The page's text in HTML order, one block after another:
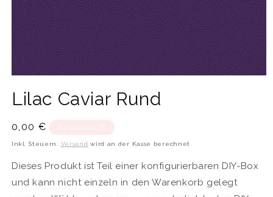
Modal
Lilac Caviar Rund
Normaler
Preis
0,00 €
Inkl. Steuern. Versand wird an der Kasse berechnet
Dieses Produkt ist Teil einer konfigurierbaren DIY-Box
und kann nicht einzeln in den Warenkorb gelegt